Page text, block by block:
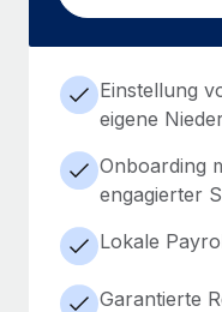
Einstellung
eigene
Onboarding
engagierter
Lokale
Garantierte